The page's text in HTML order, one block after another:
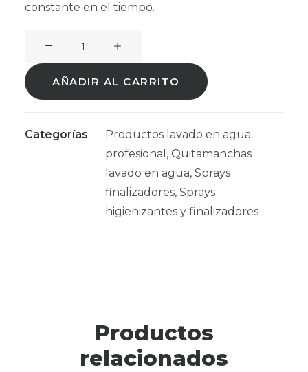
constante en el tiempo.
200mL
cantidad
AÑADIR AL CARRITO
Categorías
Productos lavado en agua
profesional , Quitamanchas
lavado en agua, Sprays
finalizadores, Sprays
higienizantes y finalizadores
Productos
relacionados